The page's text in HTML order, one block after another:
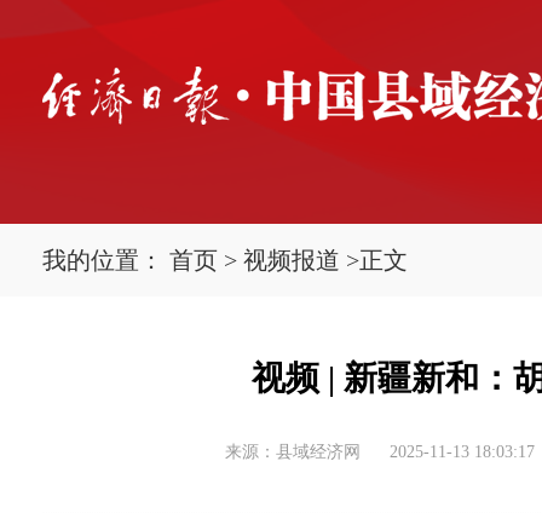
我的位置： 首页 > 视频报道 >正文
视频 | 新疆新和：
来源：县域经济网 2025-11-13 18:03:17